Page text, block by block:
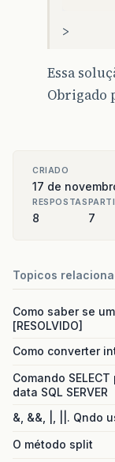
>
Essa
Obrigado
CRIADO
17 de
RESPOSTAS
8 7
Topicos
Como saber se
[RESOLVIDO]
Como converter
Comando
data SQL SERVER
&, &&, |, ||. Qndo
O método split